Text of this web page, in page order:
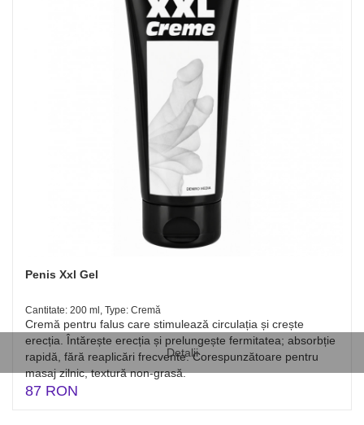
Detalii
Penis Xxl Gel
Cantitate: 200 ml, Type: Cremă
Cremă pentru falus care stimulează circulația și crește
erecția. Întărește erecția și prelungește fermitatea; absorbție
rapidă, fără reaplicări frecvente. Corespunzătoare pentru
masaj zilnic, textură non-grasă.
87 RON